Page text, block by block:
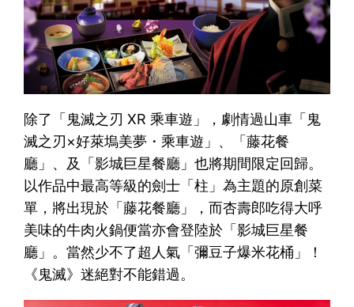
除了「鬼滅之刃 XR 乘車遊」，劇情過山車「鬼
滅之刃×好萊塢美夢・乘車遊」、「藤花餐
廳」、及「影城巨星餐廳」也將期間限定回歸。
以作品中最高等級的劍士「柱」為主題的原創菜
單，將出現於「藤花餐廳」，而杏壽郎吃得大呼
美味的牛肉火鍋便當亦會登陸於「影城巨星餐
廳」。當然少不了超人氣「彌豆子爆米花桶」！
《鬼滅》迷絕對不能錯過。